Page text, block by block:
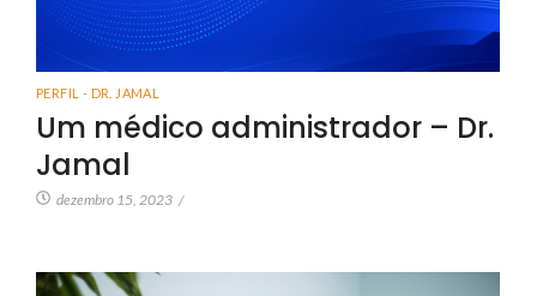
PERFIL - DR. JAMAL
Um médico administrador – Dr.
Jamal
dezembro 15, 2023 /